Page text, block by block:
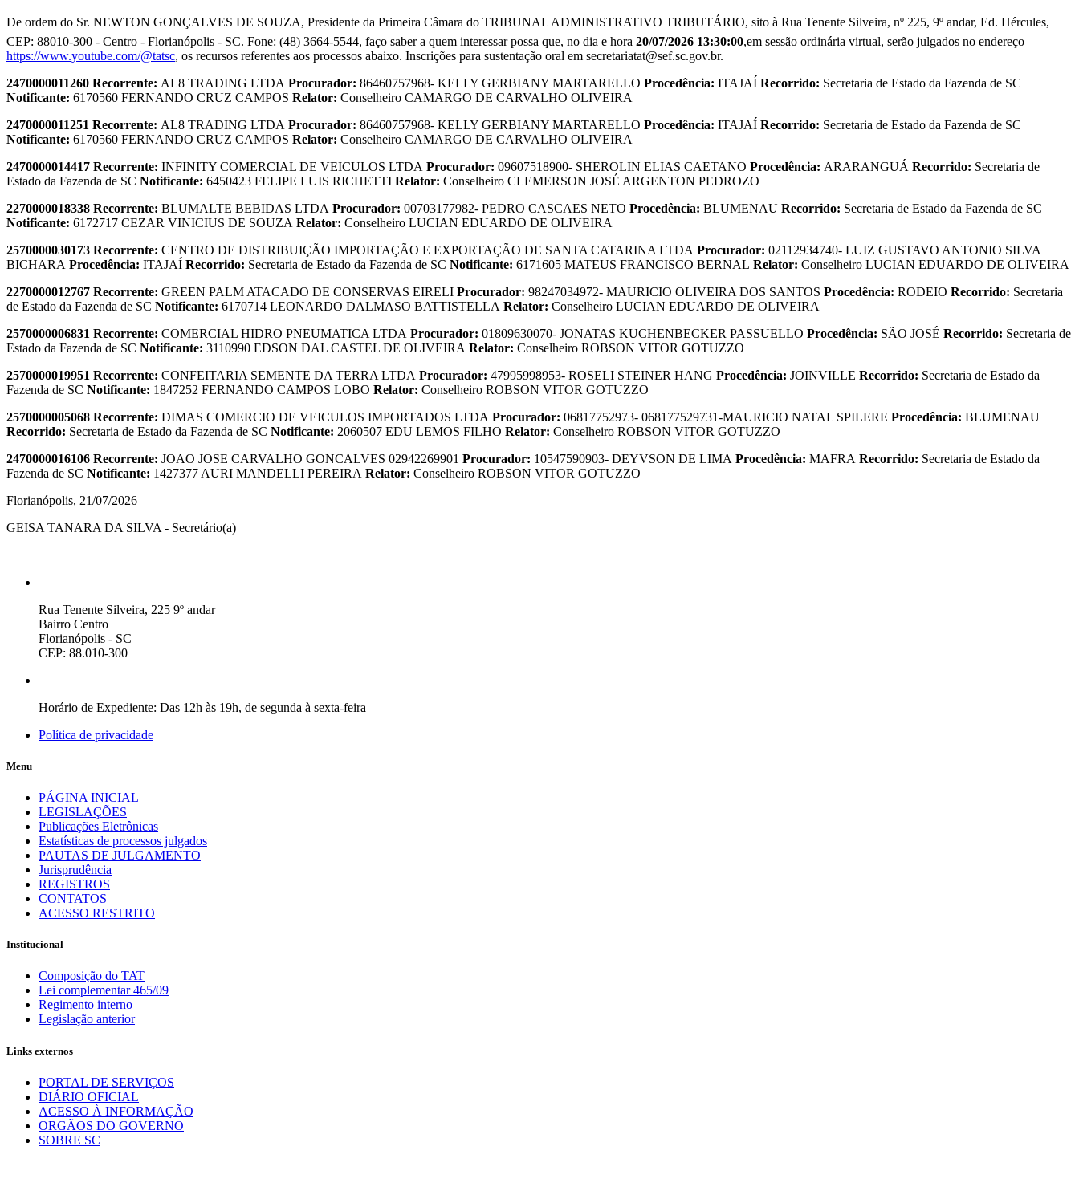
De ordem do Sr. NEWTON GONÇALVES DE SOUZA, Presidente da Primeira Câmara do TRIBUNAL ADMINISTRATIVO TRIBUTÁRIO, sito à Rua Tenente Silveira, nº 225, 9º andar, Ed. Hércules,
CEP: 88010-300 - Centro - Florianópolis - SC. Fone: (48) 3664-5544, faço saber a quem interessar possa que, no dia e hora 20/07/2026 13:30:00,em sessão ordinária virtual, serão julgados no endereço
https://www.youtube.com/@tatsc, os recursos referentes aos processos abaixo. Inscrições para sustentação oral em secretariatat@sef.sc.gov.br.
2470000011260 Recorrente: AL8 TRADING LTDA Procurador: 86460757968- KELLY GERBIANY MARTARELLO Procedência: ITAJAÍ Recorrido: Secretaria de Estado da Fazenda de SC
Notificante: 6170560 FERNANDO CRUZ CAMPOS Relator: Conselheiro CAMARGO DE CARVALHO OLIVEIRA
2470000011251 Recorrente: AL8 TRADING LTDA Procurador: 86460757968- KELLY GERBIANY MARTARELLO Procedência: ITAJAÍ Recorrido: Secretaria de Estado da Fazenda de SC
Notificante: 6170560 FERNANDO CRUZ CAMPOS Relator: Conselheiro CAMARGO DE CARVALHO OLIVEIRA
2470000014417 Recorrente: INFINITY COMERCIAL DE VEICULOS LTDA Procurador: 09607518900- SHEROLIN ELIAS CAETANO Procedência: ARARANGUÁ Recorrido: Secretaria de
Estado da Fazenda de SC Notificante: 6450423 FELIPE LUIS RICHETTI Relator: Conselheiro CLEMERSON JOSÉ ARGENTON PEDROZO
2270000018338 Recorrente: BLUMALTE BEBIDAS LTDA Procurador: 00703177982- PEDRO CASCAES NETO Procedência: BLUMENAU Recorrido: Secretaria de Estado da Fazenda de SC
Notificante: 6172717 CEZAR VINICIUS DE SOUZA Relator: Conselheiro LUCIAN EDUARDO DE OLIVEIRA
2570000030173 Recorrente: CENTRO DE DISTRIBUIÇÃO IMPORTAÇÃO E EXPORTAÇÃO DE SANTA CATARINA LTDA Procurador: 02112934740- LUIZ GUSTAVO ANTONIO SILVA
BICHARA Procedência: ITAJAÍ Recorrido: Secretaria de Estado da Fazenda de SC Notificante: 6171605 MATEUS FRANCISCO BERNAL Relator: Conselheiro LUCIAN EDUARDO DE OLIVEIRA
2270000012767 Recorrente: GREEN PALM ATACADO DE CONSERVAS EIRELI Procurador: 98247034972- MAURICIO OLIVEIRA DOS SANTOS Procedência: RODEIO Recorrido: Secretaria
de Estado da Fazenda de SC Notificante: 6170714 LEONARDO DALMASO BATTISTELLA Relator: Conselheiro LUCIAN EDUARDO DE OLIVEIRA
2570000006831 Recorrente: COMERCIAL HIDRO PNEUMATICA LTDA Procurador: 01809630070- JONATAS KUCHENBECKER PASSUELLO Procedência: SÃO JOSÉ Recorrido: Secretaria de
Estado da Fazenda de SC Notificante: 3110990 EDSON DAL CASTEL DE OLIVEIRA Relator: Conselheiro ROBSON VITOR GOTUZZO
2570000019951 Recorrente: CONFEITARIA SEMENTE DA TERRA LTDA Procurador: 47995998953- ROSELI STEINER HANG Procedência: JOINVILLE Recorrido: Secretaria de Estado da
Fazenda de SC Notificante: 1847252 FERNANDO CAMPOS LOBO Relator: Conselheiro ROBSON VITOR GOTUZZO
2570000005068 Recorrente: DIMAS COMERCIO DE VEICULOS IMPORTADOS LTDA Procurador: 06817752973- 068177529731-MAURICIO NATAL SPILERE Procedência: BLUMENAU
Recorrido: Secretaria de Estado da Fazenda de SC Notificante: 2060507 EDU LEMOS FILHO Relator: Conselheiro ROBSON VITOR GOTUZZO
2470000016106 Recorrente: JOAO JOSE CARVALHO GONCALVES 02942269901 Procurador: 10547590903- DEYVSON DE LIMA Procedência: MAFRA Recorrido: Secretaria de Estado da
Fazenda de SC Notificante: 1427377 AURI MANDELLI PEREIRA Relator: Conselheiro ROBSON VITOR GOTUZZO
Florianópolis, 21/07/2026
GEISA TANARA DA SILVA - Secretário(a)
Rua Tenente Silveira, 225 9º andar
Bairro Centro
Florianópolis - SC
CEP: 88.010-300
Horário de Expediente: Das 12h às 19h, de segunda à sexta-feira
Política de privacidade
Menu
PÁGINA INICIAL
LEGISLAÇÕES
Publicações Eletrônicas
Estatísticas de processos julgados
PAUTAS DE JULGAMENTO
Jurisprudência
REGISTROS
CONTATOS
ACESSO RESTRITO
Institucional
Composição do TAT
Lei complementar 465/09
Regimento interno
Legislação anterior
Links externos
PORTAL DE SERVIÇOS
DIÁRIO OFICIAL
ACESSO À INFORMAÇÃO
ORGÃOS DO GOVERNO
SOBRE SC